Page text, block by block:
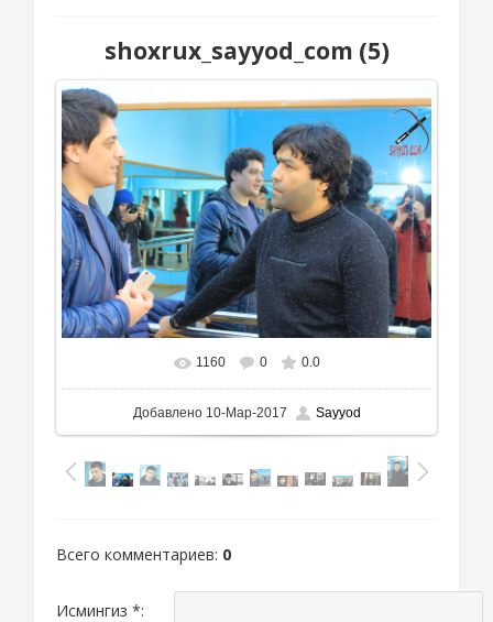
shoxrux_sayyod_com (5)
1160 0 0.0
Добавлено10-Мар-2017 Sayyod
Всего комментариев: 0
Исмингиз *: